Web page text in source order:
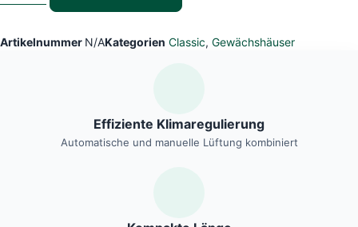
Artikelnummer N/AKategorien Classic, Gewächshäuser
Effiziente Klimaregulierung
Automatische und manuelle Lüftung kombiniert